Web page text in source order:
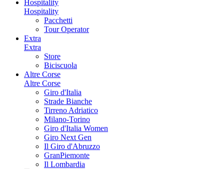
Hospitality
Hospitality
Pacchetti
Tour Operator
Extra
Extra
Store
Biciscuola
Altre Corse
Altre Corse
Giro d'Italia
Strade Bianche
Tirreno Adriatico
Milano-Torino
Giro d'Italia Women
Giro Next Gen
Il Giro d'Abruzzo
GranPiemonte
Il Lombardia